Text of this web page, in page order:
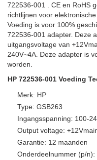
722536-001 . CE en RoHS
richtlijnen voor
Voeding is voor 100%
722536-001 adapter. Deze
uitgangsvoltage van
240V~4A. Deze adapter is
worden.
HP 722536-001 Voeding
Merk: HP
Type: GSB263
Ingangsspanning: 100-
Output voltage:
Garantie: 12 maanden
Onderdeelnummer (p/n):